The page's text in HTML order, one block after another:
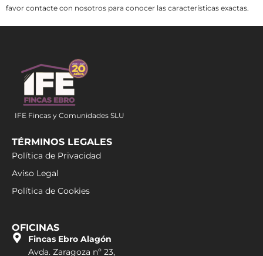
favor contacte con nosotros para conocer las características exactas.
IFE Fincas y Comunidades SLU
TÉRMINOS LEGALES
Política de Privacidad
Aviso Legal
Política de Cookies
OFICINAS
Fincas Ebro Alagón
Avda. Zaragoza nº 23,